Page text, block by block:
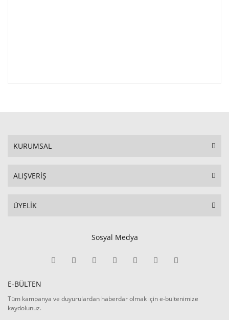
KURUMSAL
ALIŞVERİŞ
ÜYELİK
Sosyal Medya
E-BÜLTEN
Tüm kampanya ve duyurulardan haberdar olmak için e-bültenimize
kaydolunuz.